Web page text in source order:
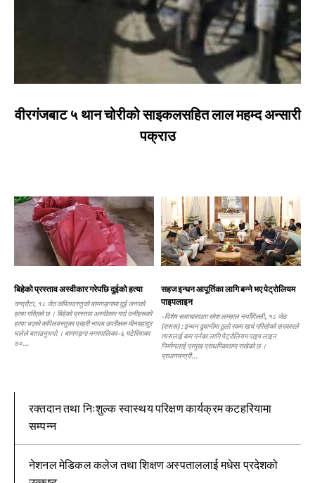
वीरगंजबाट ५ थान चोरीको साइकलसहित लाल महम्द अन्सारी
पक्राउ
बिहेको प्रस्ताव अस्वीकार गरेपछि दुईको हत्या
चन्द्रौटा, १८ जेठ कपिलवस्तुको बाणगङ्गामा दुई जनाको
हत्या गरिएको छ । बिहेको प्रस्ताव अस्वीकार गर्दा उनीहरूको
हत्या भएको कपिलवस्तुका प्रहरी नायब उपरीक्षक मीनबहादुर
घलेले बताउनुभयो । बाणगङ्गा नगरपालिका–६ मटेरियाका
७०...
सहज इन्धन आपूर्तिका लागि बन्ने भए पेट्रोलियम
पाइपलाइन
–विशेष समाचारदाता रमेश लम्साल नयाँदिल्ली, १८ जेठ
(रासस) : इन्धन ढुवानीमा ठूलो रकम खर्च गरिरहेको सरकारले
त्यसलाई कम गर्नका लागि पेट्रोलियम पाइप लाइन
निर्माणलाई प्रमुख प्राथमिकतामा राखेको छ ।
प्रधानमन्त्री...
रक्तदान तथा निःशुल्क स्वास्थय परिक्षण कार्यक्रम कटहरियामा
सम्पन्न
नेशनल मेडिकल कलेज तथा शिक्षण अस्पताललाई मधेस प्रदेशको